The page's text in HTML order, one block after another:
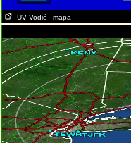
UV Vodič - mapa